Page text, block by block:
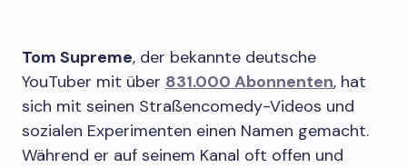
Tom Supreme, der bekannte deutsche
YouTuber mit über 831.000 Abonnenten, hat
sich mit seinen Straßencomedy-Videos und
sozialen Experimenten einen Namen gemacht.
Während er auf seinem Kanal oft offen und